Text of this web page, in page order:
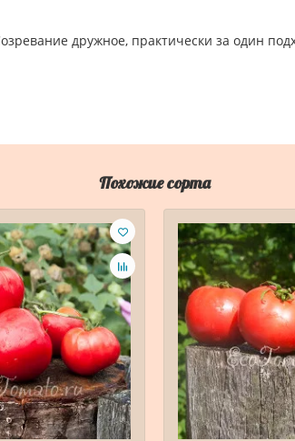
дружное, практически за один
Похожие сорта